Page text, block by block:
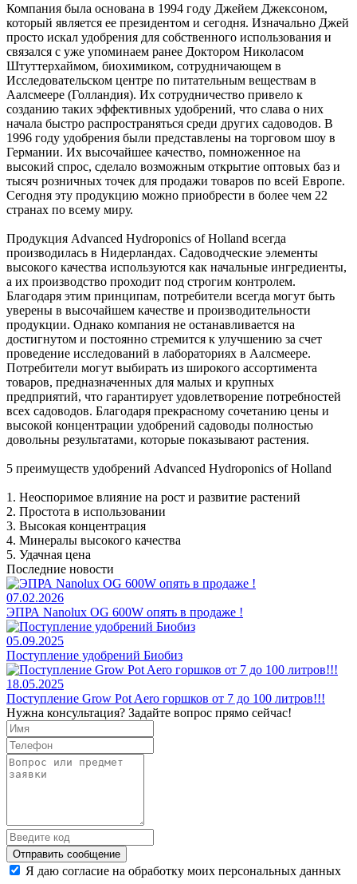
Компания была основана в 1994 году Джейем Джексоном,
который является ее президентом и сегодня. Изначально Джей
просто искал удобрения для собственного использования и
связался с уже упоминаем ранее Доктором Николасом
Штуттерхаймом, биохимиком, сотрудничающем в
Исследовательском центре по питательным веществам в
Аалсмеере (Голландия). Их сотрудничество привело к
созданию таких эффективных удобрений, что слава о них
начала быстро распространяться среди других садоводов. В
1996 году удобрения были представлены на торговом шоу в
Германии. Их высочайшее качество, помноженное на
высокий спрос, сделало возможным открытие оптовых баз и
тысяч розничных точек для продажи товаров по всей Европе.
Сегодня эту продукцию можно приобрести в более чем 22
странах по всему миру.
Продукция Advanced Hydroponics of Holland всегда
производилась в Нидерландах. Садоводческие элементы
высокого качества используются как начальные ингредиенты,
а их производство проходит под строгим контролем.
Благодаря этим принципам, потребители всегда могут быть
уверены в высочайшем качестве и производительности
продукции. Однако компания не останавливается на
достигнутом и постоянно стремится к улучшению за счет
проведение исследований в лабораториях в Аалсмеере.
Потребители могут выбирать из широкого ассортимента
товаров, предназначенных для малых и крупных
предприятий, что гарантирует удовлетворение потребностей
всех садоводов. Благодаря прекрасному сочетанию цены и
высокой концентрации удобрений садоводы полностью
довольны результатами, которые показывают растения.
5 преимуществ удобрений Advanced Hydroponics of Holland
1. Неоспоримое влияние на рост и развитие растений
2. Простота в использовании
3. Высокая концентрация
4. Минералы высокого качества
5. Удачная цена
Последние новости
07.02.2026
ЭПРА Nanolux OG 600W опять в продаже !
05.09.2025
Поступление удобрений Биобиз
18.05.2025
Поступление Grow Pot Aero горшков от 7 до 100 литров!!!
Нужна консультация? Задайте вопрос прямо сейчас!
Отправить сообщение
Я даю согласие на обработку моих персональных данных